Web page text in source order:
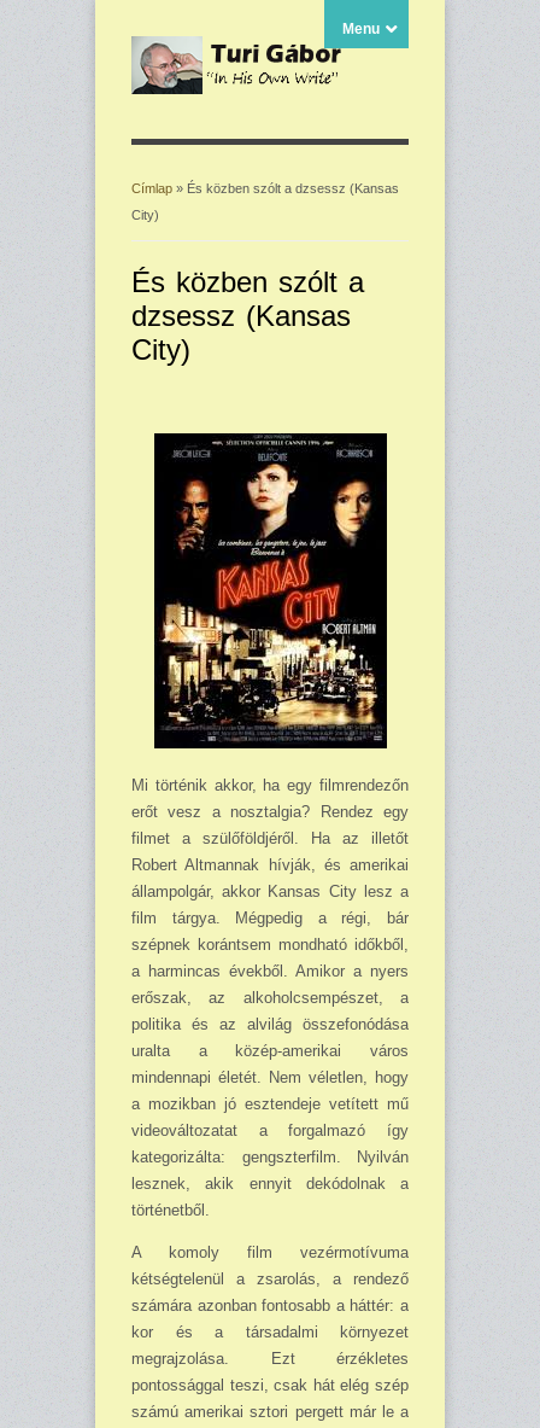
Menu
Jelenlegi hely
Címlap » És közben szólt a dzsessz (Kansas
City)
És közben szólt a
dzsessz (Kansas
City)
Mi történik akkor, ha egy filmrendezőn
erőt vesz a nosztalgia? Rendez egy
filmet a szülő­földjéről. Ha az illetőt
Robert Altmannak hívják, és amerikai
állampolgár, akkor Kansas City lesz a
film tárgya. Mégpedig a régi, bár
szépnek korántsem mondható időkből,
a harmincas évekből. Amikor a nyers
erőszak, az alkoholcsempészet, a
politika és az alvilág összefo­nódása
uralta a közép-amerikai város
mindennapi életét. Nem véletlen, hogy
a mozikban jó esztendeje vetített mű
videováltozatat a forgalmazó így
kategorizálta: gengszter­film. Nyilván
lesznek, akik ennyit dekódolnak a
történetből.
A komoly film vezérmotívuma
kétségtelenül a zsarolás, a rendező
számára azonban fontosabb a háttér: a
kor és a társadalmi környezet
megrajzolása. Ezt érzékletes
pontossággal teszi, csak hát elég szép
számú amerikai sztori pergett már le a